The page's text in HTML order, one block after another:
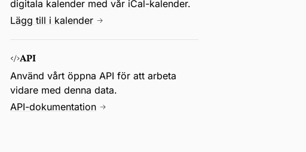
digitala kalender med vår iCal-kalender.
Lägg till i kalender
API
Använd vårt öppna API för att arbeta
vidare med denna data.
API-dokumentation